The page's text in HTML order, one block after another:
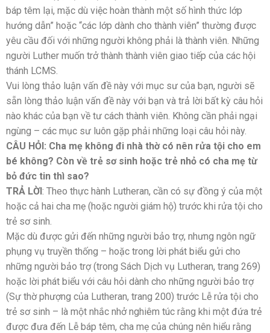
báp têm lại, mặc dù việc hoàn thành một số hình thức lớp
hướng dẫn” hoặc “các lớp dành cho thành viên” thường được
yêu cầu đối với những người không phải là thành viên. Những
người Luther muốn trở thành thành viên giao tiếp của các hội
thánh LCMS.
Vui lòng thảo luận vấn đề này với mục sư của bạn, người sẽ
sẵn lòng thảo luận vấn đề này với bạn và trả lời bất kỳ câu hỏi
nào khác của bạn về tư cách thành viên. Không cần phải ngại
ngùng – các mục sư luôn gặp phải những loại câu hỏi này.
CÂU HỎI: Cha mẹ không đi nhà thờ có nên rửa tội cho em
bé không? Còn về trẻ sơ sinh hoặc trẻ nhỏ có cha mẹ từ
bỏ đức tin thì sao?
TRẢ LỜI: Theo thực hành Lutheran, cần có sự đồng ý của một
hoặc cả hai cha mẹ (hoặc người giám hộ) trước khi rửa tội cho
trẻ sơ sinh.
Mặc dù được gửi đến những người bảo trợ, nhưng ngôn ngữ
phụng vụ truyền thống – hoặc trong lời phát biểu gửi cho
những người bảo trợ (trong Sách Dịch vụ Lutheran, trang 269)
hoặc lời phát biểu với câu hỏi dành cho những người bảo trợ
(Sự thờ phượng của Lutheran, trang 200) trước Lễ rửa tội cho
trẻ sơ sinh – là một nhắc nhở nghiêm túc rằng khi một đứa trẻ
được đưa đến Lễ báp têm, cha mẹ của chúng nên hiểu rằng